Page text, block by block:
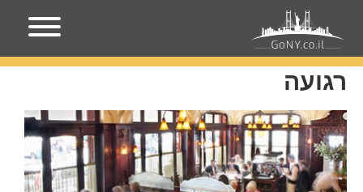
עמוד הבית רגועה
רגועה